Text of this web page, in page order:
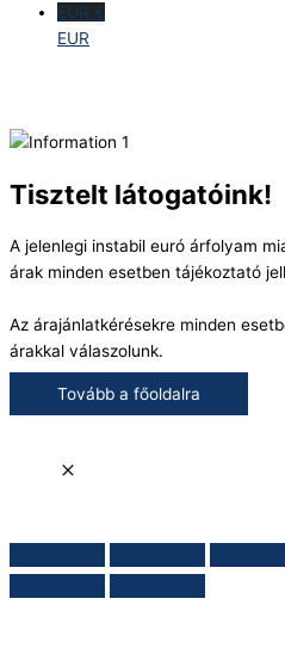
EUR €
EUR
Tisztelt látogatóink!
A jelenlegi instabil euró árfolyam
árak minden esetben tájékoztató
Az árajánlatkérésekre minden
árakkal válaszolunk.
Tovább a főoldalra